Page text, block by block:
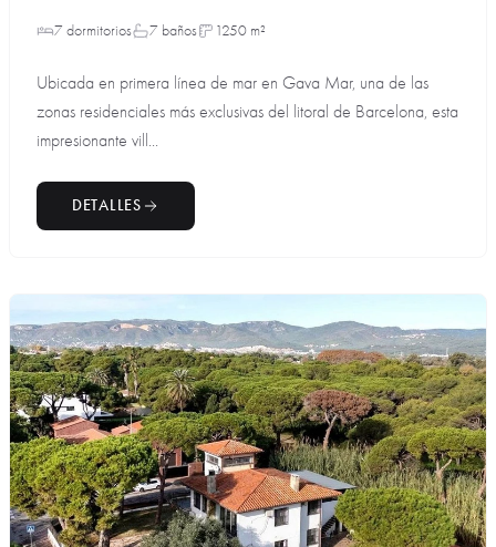
7 dormitorios 7 baños 1250 m²
Ubicada en primera línea de mar en Gava Mar, una de las
zonas residenciales más exclusivas del litoral de Barcelona, esta
impresionante vill...
DETALLES